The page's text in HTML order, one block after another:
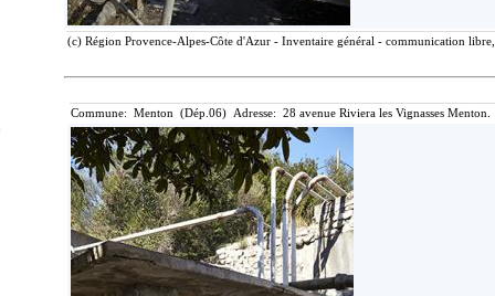
(c) Région Provence-Alpes-Côte d'Azur - Inventaire général - communication
Commune: Menton (Dép.06) Adresse: 28 avenue Riviera les Vignasses